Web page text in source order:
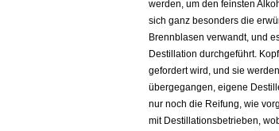
werden, um den feinsten
sich ganz besonders die
Brennblasen verwandt, und
Destillation durchgeführt.
gefordert wird, und sie
übergegangen, eigene
nur noch die Reifung, wie
mit Destillationsbetrieben,